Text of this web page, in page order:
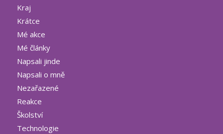
Kraj
Krátce
Mé akce
Mé články
Napsali jinde
Napsali o mně
Nezařazené
Reakce
Školství
Technologie